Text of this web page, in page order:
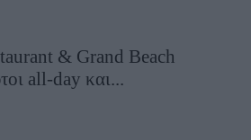
& Grand Beach
all-day και...